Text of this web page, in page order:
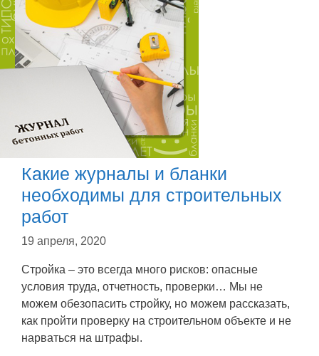
Какие журналы и бланки
необходимы для строительных
работ
19 апреля, 2020
Стройка – это всегда много рисков: опасные
условия труда, отчетность, проверки… Мы не
можем обезопасить стройку, но можем рассказать,
как пройти проверку на строительном объекте и не
нарваться на штрафы.